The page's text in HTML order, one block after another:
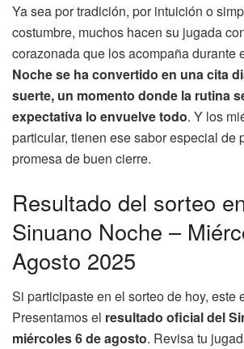
Ya sea por tradición, por intuición o
costumbre, muchos hacen su jugada
corazonada que los acompaña durante
Noche se ha convertido en una cita
suerte, un momento donde la rutina
expectativa lo envuelve todo. Y los
particular, tienen ese sabor especial de
promesa de buen cierre.
Resultado del sorteo
Sinuano Noche –
Agosto 2025
Si participaste en el sorteo de hoy, este
Presentamos el resultado oficial del
miércoles 6 de agosto. Revisa tu